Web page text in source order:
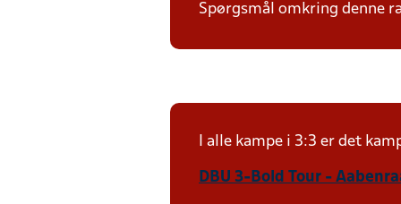
Spørgsmål omkring denne
I alle kampe i 3:3 er det
DBU 3-Bold Tour -